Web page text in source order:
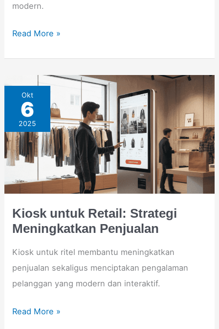
modern.
Read More »
Okt
6
2025
Kiosk untuk Retail: Strategi
Meningkatkan Penjualan
Kiosk untuk ritel membantu meningkatkan
penjualan sekaligus menciptakan pengalaman
pelanggan yang modern dan interaktif.
Kiosk
untuk
Retail:
Strategi
Meningkatkan
Read More »